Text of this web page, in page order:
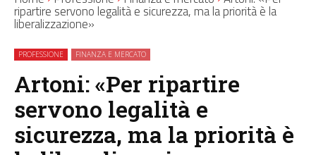
ripartire servono legalità e sicurezza, ma la priorità è la
liberalizzazione»
PROFESSIONE FINANZA E MERCATO
Artoni: «Per ripartire
servono legalità e
sicurezza, ma la priorità è